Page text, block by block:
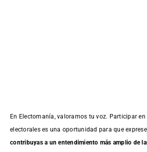
En Electomanía, valoramos tu voz. Participar
electorales es una oportunidad para que
contribuyas a un entendimiento más amplio de